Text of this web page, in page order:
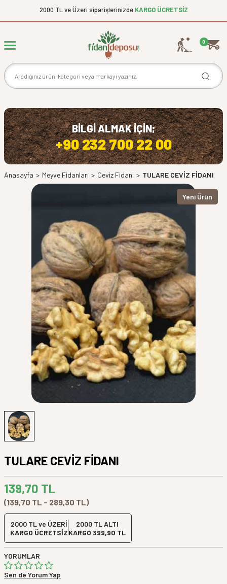
2000 TL ve Üzeri siparişlerinizde KARGO ÜCRETSİZ
0
BİLGİ ALMAK İÇİN;
+90 232 700 22 00
Anasayfa > Meyve Fidanları > Ceviz Fidanı > TULARE CEVİZ FİDANI
Yeni Ürün
TULARE CEVİZ FİDANI
139,70 TL
(139,70 TL - 289,30 TL)
2000 TL ve ÜZERİ
KARGO ÜCRETSİZ
2000 TL ALTI
KARGO 399,90 TL
YORUMLAR
Sen de Yorum Yap